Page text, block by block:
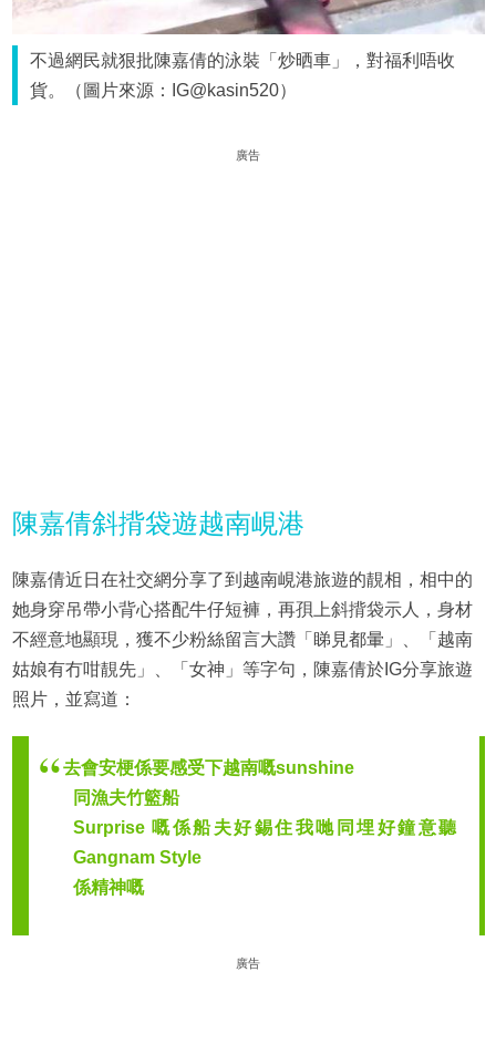
不過網民就狠批陳嘉倩的泳裝「炒晒車」，對福利唔收
貨。（圖片來源：IG@kasin520）
廣告
陳嘉倩斜揹袋遊越南峴港
陳嘉倩近日在社交網分享了到越南峴港旅遊的靚相，相中的
她身穿吊帶小背心搭配牛仔短褲，再孭上斜揹袋示人，身材
不經意地顯現，獲不少粉絲留言大讚「睇見都暈」、「越南
姑娘有冇咁靚先」、「女神」等字句，陳嘉倩於IG分享旅遊
照片，並寫道：
去會安梗係要感受下越南嘅sunshine
同漁夫竹籃船
Surprise 嘅係船夫好錫住我哋同埋好鐘意聽
Gangnam Style
係精神嘅
廣告